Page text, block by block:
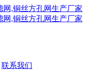
联系我们